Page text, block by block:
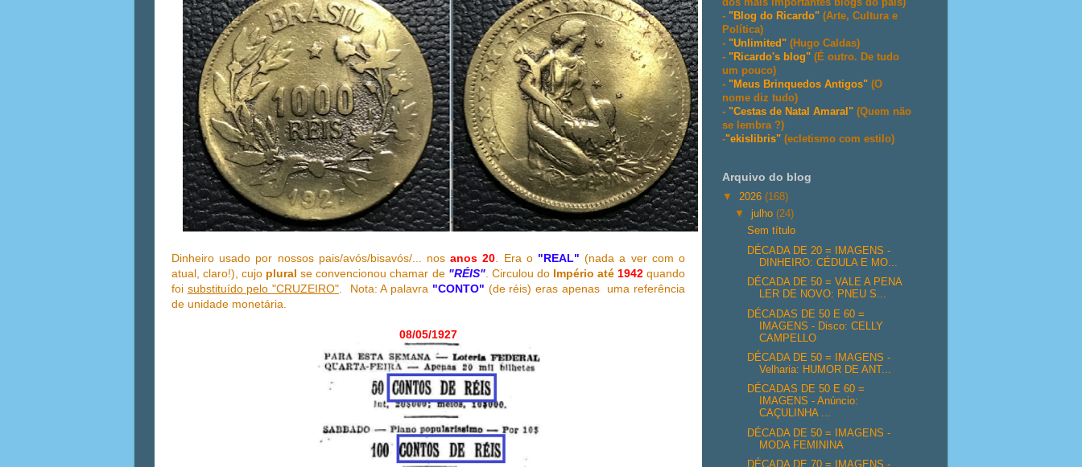
Dinheiro usado por nossos pais/avós/bisavós/... nosanos 20. Era o "REAL" (nada a ver com o
atual, claro!), cujo pluralse convencionou chamar de "RÉIS". Circulou do Império até 1942quando
foi substituído pelo "CRUZEIRO". Nota: A palavra "CONTO" (de réis) eras apenas uma referência
de unidade monetária.
08/05/1927
- "Blog do Ricardo" (Arte, Cultura e
Política)
- "Unlimited" (Hugo Caldas)
- "Ricardo's blog" (É outro. De tudo
um pouco)
- "Meus Brinquedos Antigos" (O
nome diz tudo)
- "Cestas de Natal Amaral" (Quem não
se lembra ?)
-"ekislibris" (ecletismo com estilo)
Arquivo do blog
▼ 2026 (168)
▼julho(24)
Sem título
DÉCADA DE 20 = IMAGENS -
DINHEIRO: CÉDULA E MO...
DÉCADA DE 50 = VALE A PENA
LER DE NOVO: PNEU S...
DÉCADAS DE 50 E 60 =
IMAGENS - Disco: CELLY
CAMPELLO
DÉCADA DE 50 = IMAGENS -
Velharia: HUMOR DE ANT...
DÉCADAS DE 50 E 60 =
IMAGENS - Anúncio:
CAÇULINHA ...
DÉCADA DE 50 = IMAGENS -
MODA FEMININA
DÉCADA DE 70 = IMAGENS -